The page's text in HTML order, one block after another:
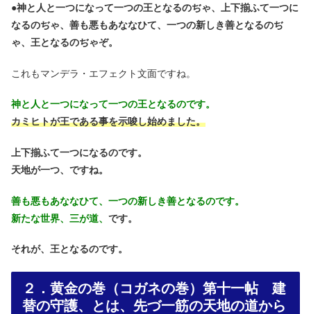
●神と人と一つになって一つの王となるのぢゃ、上下揃ふて一つに
なるのぢゃ、善も悪もあななひて、一つの新しき善となるのぢ
ゃ、王となるのぢゃぞ。
これもマンデラ・エフェクト文面ですね。
神と人と一つになって一つの王となるのです。
カミヒトが王である事を示唆し始めました。
上下揃ふて一つになるのです。
天地が一つ、ですね。
善も悪もあななひて、一つの新しき善となるのです。
新たな世界、三が道、 です。
それが、王となるのです。
２．黄金の巻（コガネの巻）第十一帖 建
替の守護、とは、先づ一筋の天地の道から